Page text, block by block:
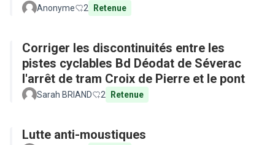
Anonyme 2 Retenue
Corriger les discontinuités entre les
pistes cyclables Bd Déodat de Séverac
l'arrêt de tram Croix de Pierre et le pont
Sarah BRIAND 2 Retenue
Lutte anti-moustiques